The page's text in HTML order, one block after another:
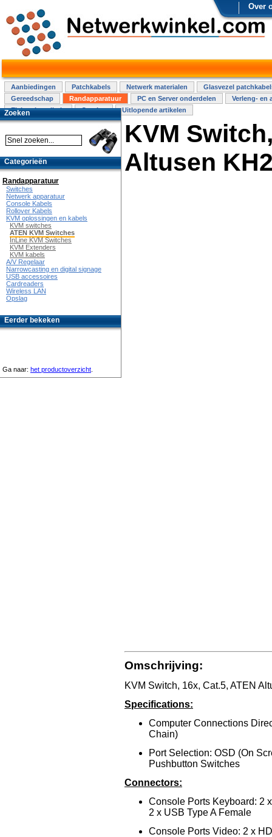
Over
Aanbiedingen Patchkabels Netwerk materialen
Glasvezel
Gereedschap
Randapparatuur PC en Server onderdelen
Verleng- en
Elektra installatie
Overige Uitlopende artikelen
KVM
Altusen
Omschrijving:
KVM Switch, 16x, Cat.5, ATEN
Specifications:
Computer Connections
Chain)
Port Selection: OSD (On
Pushbutton Switches
Connectors:
Console Ports Keyboard: 2
2 x USB Type A Female
Console Ports Video: 2 x
Zoeken
Categorieën
Randapparatuur
Switches
Netwerk apparatuur
Console Kabels
Rollover Kabels
KVM oplossingen en kabels
KVM switches
ATEN KVM Switches
InLine KVM Switches
KVM Extenders
KVM kabels
A/V Regelaar
Narrowcasting en digital signage
USB accessoires
Cardreaders
Wireless LAN
Opslag
Eerder bekeken
Ga naar: het productoverzicht